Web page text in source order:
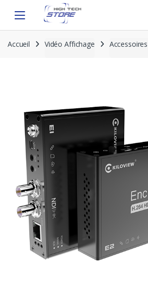
navigation
content
Accueil Vidéo Affichage